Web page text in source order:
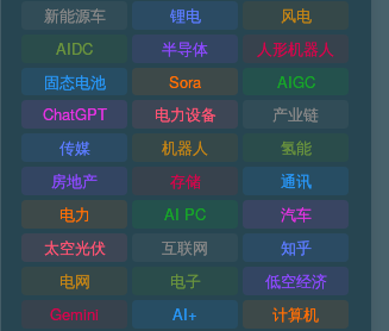
新能源车
锂电
风电
AIDC
半导体
人形机器人
固态电池
Sora
AIGC
ChatGPT
电力设备
产业链
传媒
机器人
氢能
房地产
存储
通讯
电力
AI PC
汽车
太空光伏
互联网
知乎
电网
电子
低空经济
Gemini
AI+
计算机